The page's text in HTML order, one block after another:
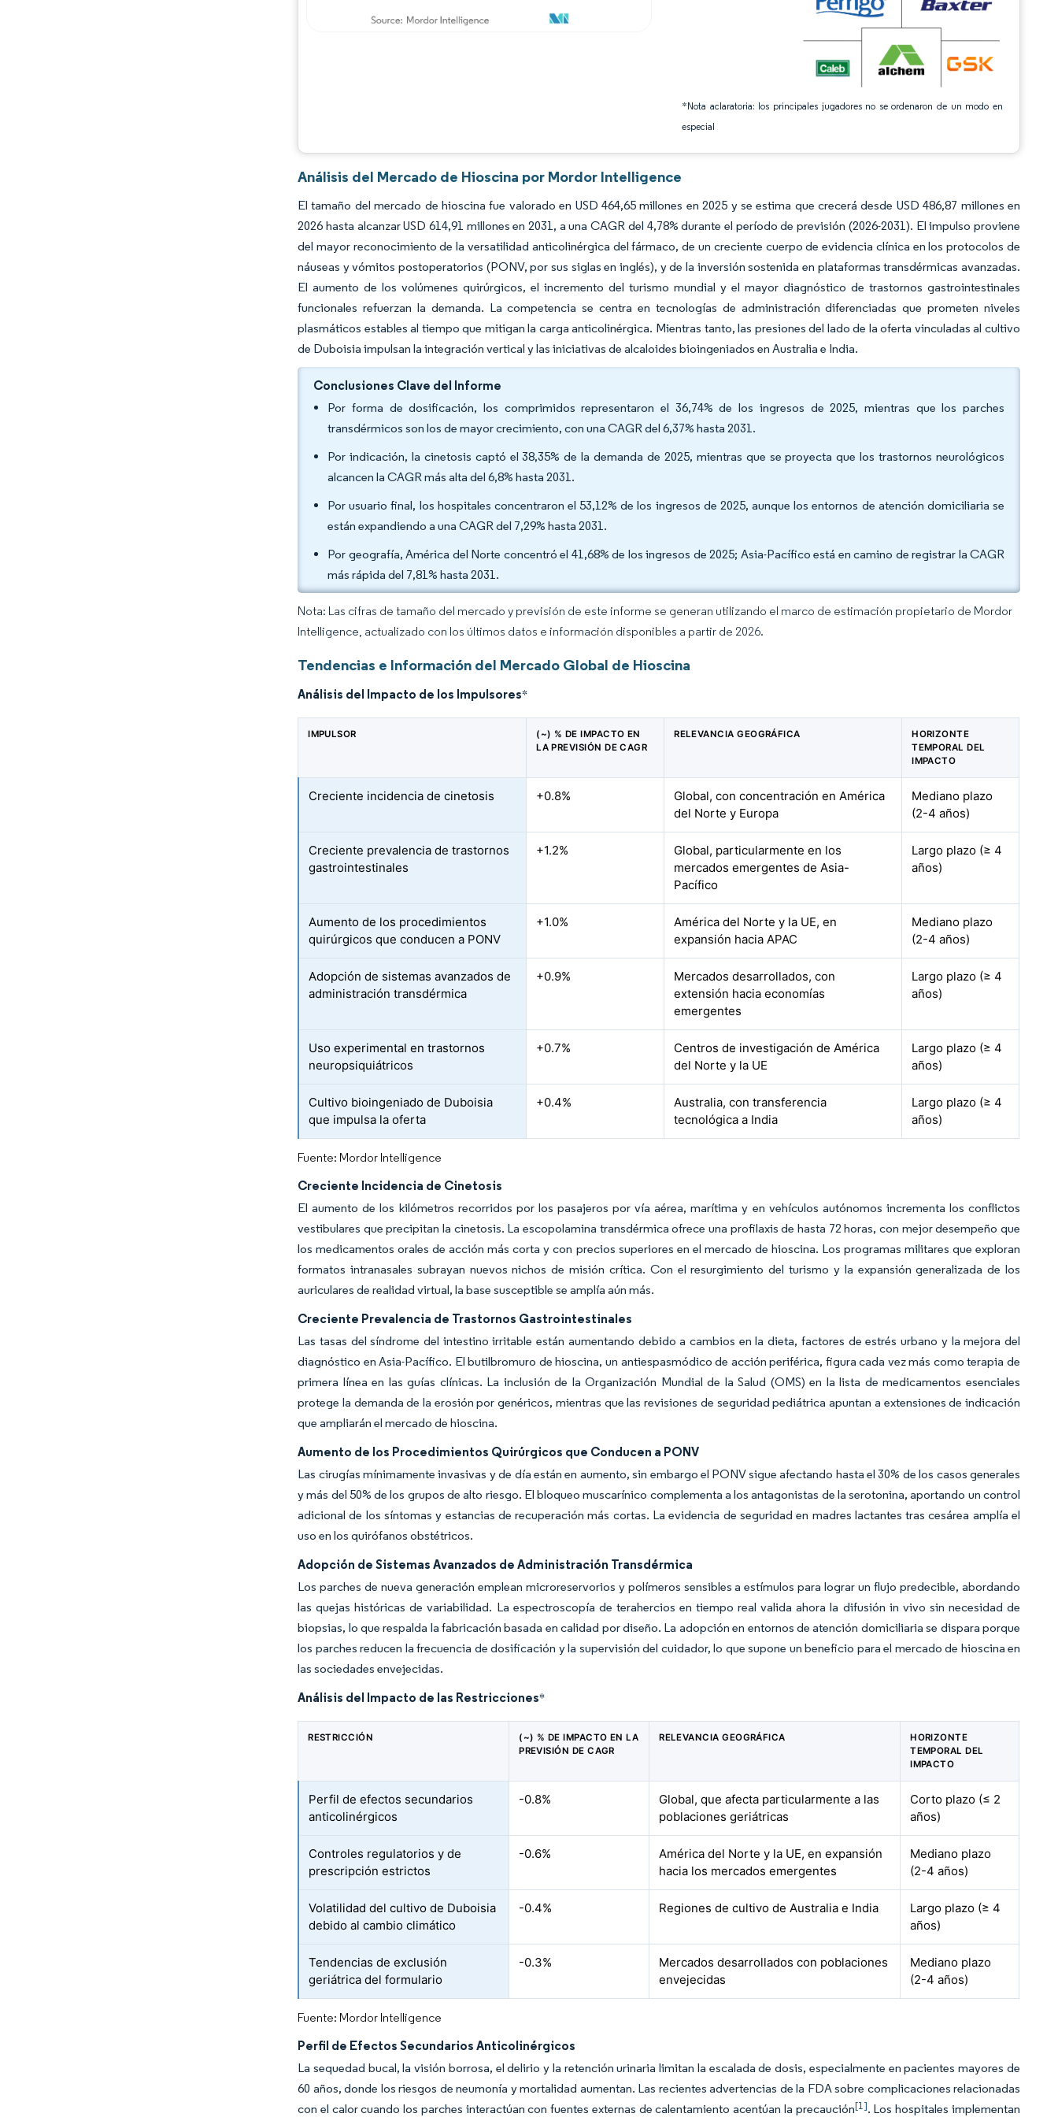
*Nota aclaratoria: los principales jugadores no se ordenaron de un modo en
especial
Análisis del Mercado de Hioscina por Mordor Intelligence
El tamaño del mercado de hioscina fue valorado en USD 464,65 millones en 2025 y se estima que crecerá desde USD 486,87 millones en
2026 hasta alcanzar USD 614,91 millones en 2031, a una CAGR del 4,78% durante el período de previsión (2026-2031). El impulso proviene
del mayor reconocimiento de la versatilidad anticolinérgica del fármaco, de un creciente cuerpo de evidencia clínica en los protocolos de
náuseas y vómitos postoperatorios (PONV, por sus siglas en inglés), y de la inversión sostenida en plataformas transdérmicas avanzadas.
El aumento de los volúmenes quirúrgicos, el incremento del turismo mundial y el mayor diagnóstico de trastornos gastrointestinales
funcionales refuerzan la demanda. La competencia se centra en tecnologías de administración diferenciadas que prometen niveles
plasmáticos estables al tiempo que mitigan la carga anticolinérgica. Mientras tanto, las presiones del lado de la oferta vinculadas al cultivo
de Duboisia impulsan la integración vertical y las iniciativas de alcaloides bioingeniados en Australia e India.
Conclusiones Clave del Informe
Por forma de dosificación, los comprimidos representaron el 36,74% de los ingresos de 2025, mientras que los parches
transdérmicos son los de mayor crecimiento, con una CAGR del 6,37% hasta 2031.
Por indicación, la cinetosis captó el 38,35% de la demanda de 2025, mientras que se proyecta que los trastornos neurológicos
alcancen la CAGR más alta del 6,8% hasta 2031.
Por usuario final, los hospitales concentraron el 53,12% de los ingresos de 2025, aunque los entornos de atención domiciliaria se
están expandiendo a una CAGR del 7,29% hasta 2031.
Por geografía, América del Norte concentró el 41,68% de los ingresos de 2025; Asia-Pacífico está en camino de registrar la CAGR
más rápida del 7,81% hasta 2031.
Nota: Las cifras de tamaño del mercado y previsión de este informe se generan utilizando el marco de estimación propietario de Mordor
Intelligence, actualizado con los últimos datos e información disponibles a partir de 2026.
Tendencias e Información del Mercado Global de Hioscina
Análisis del Impacto de los Impulsores*
IMPULSOR
(~) % DE IMPACTO EN
LA PREVISIÓN DE CAGR
RELEVANCIA GEOGRÁFICA
HORIZONTE
TEMPORAL DEL
IMPACTO
Creciente incidencia de cinetosis +0.8%
Global, con concentración en América
del Norte y Europa
Mediano plazo
(2-4 años)
Creciente prevalencia de trastornos
gastrointestinales
+1.2%
Global, particularmente en los
mercados emergentes de Asia-
Pacífico
Largo plazo (≥ 4
años)
Aumento de los procedimientos
quirúrgicos que conducen a PONV
+1.0%
América del Norte y la UE, en
expansión hacia APAC
Mediano plazo
(2-4 años)
Adopción de sistemas avanzados de
administración transdérmica
+0.9%
Mercados desarrollados, con
extensión hacia economías
emergentes
Largo plazo (≥ 4
años)
Uso experimental en trastornos
neuropsiquiátricos
+0.7%
Centros de investigación de América
del Norte y la UE
Largo plazo (≥ 4
años)
Cultivo bioingeniado de Duboisia
que impulsa la oferta
+0.4%
Australia, con transferencia
tecnológica a India
Largo plazo (≥ 4
años)
Fuente: Mordor Intelligence
Creciente Incidencia de Cinetosis
El aumento de los kilómetros recorridos por los pasajeros por vía aérea, marítima y en vehículos autónomos incrementa los conflictos
vestibulares que precipitan la cinetosis. La escopolamina transdérmica ofrece una profilaxis de hasta 72 horas, con mejor desempeño que
los medicamentos orales de acción más corta y con precios superiores en el mercado de hioscina. Los programas militares que exploran
formatos intranasales subrayan nuevos nichos de misión crítica. Con el resurgimiento del turismo y la expansión generalizada de los
auriculares de realidad virtual, la base susceptible se amplía aún más.
Creciente Prevalencia de Trastornos Gastrointestinales
Las tasas del síndrome del intestino irritable están aumentando debido a cambios en la dieta, factores de estrés urbano y la mejora del
diagnóstico en Asia-Pacífico. El butilbromuro de hioscina, un antiespasmódico de acción periférica, figura cada vez más como terapia de
primera línea en las guías clínicas. La inclusión de la Organización Mundial de la Salud (OMS) en la lista de medicamentos esenciales
protege la demanda de la erosión por genéricos, mientras que las revisiones de seguridad pediátrica apuntan a extensiones de indicación
que ampliarán el mercado de hioscina.
Aumento de los Procedimientos Quirúrgicos que Conducen a PONV
Las cirugías mínimamente invasivas y de día están en aumento, sin embargo el PONV sigue afectando hasta el 30% de los casos generales
y más del 50% de los grupos de alto riesgo. El bloqueo muscarínico complementa a los antagonistas de la serotonina, aportando un control
adicional de los síntomas y estancias de recuperación más cortas. La evidencia de seguridad en madres lactantes tras cesárea amplía el
uso en los quirófanos obstétricos.
Adopción de Sistemas Avanzados de Administración Transdérmica
Los parches de nueva generación emplean microreservorios y polímeros sensibles a estímulos para lograr un flujo predecible, abordando
las quejas históricas de variabilidad. La espectroscopía de terahercios en tiempo real valida ahora la difusión in vivo sin necesidad de
biopsias, lo que respalda la fabricación basada en calidad por diseño. La adopción en entornos de atención domiciliaria se dispara porque
los parches reducen la frecuencia de dosificación y la supervisión del cuidador, lo que supone un beneficio para el mercado de hioscina en
las sociedades envejecidas.
Análisis del Impacto de las Restricciones*
RESTRICCIÓN
(~) % DE IMPACTO EN LA
PREVISIÓN DE CAGR
RELEVANCIA GEOGRÁFICA
HORIZONTE
TEMPORAL DEL
IMPACTO
Perfil de efectos secundarios
anticolinérgicos
-0.8%
Global, que afecta particularmente a las
poblaciones geriátricas
Corto plazo (≤ 2
años)
Controles regulatorios y de
prescripción estrictos
-0.6%
América del Norte y la UE, en expansión
hacia los mercados emergentes
Mediano plazo
(2-4 años)
Volatilidad del cultivo de Duboisia
debido al cambio climático
-0.4% Regiones de cultivo de Australia e India
Largo plazo (≥ 4
años)
Tendencias de exclusión
geriátrica del formulario
-0.3%
Mercados desarrollados con poblaciones
envejecidas
Mediano plazo
(2-4 años)
Fuente: Mordor Intelligence
Perfil de Efectos Secundarios Anticolinérgicos
La sequedad bucal, la visión borrosa, el delirio y la retención urinaria limitan la escalada de dosis, especialmente en pacientes mayores de
60 años, donde los riesgos de neumonía y mortalidad aumentan. Las recientes advertencias de la FDA sobre complicaciones relacionadas
con el calor cuando los parches interactúan con fuentes externas de calentamiento acentúan la precaución[1]. Los hospitales implementan